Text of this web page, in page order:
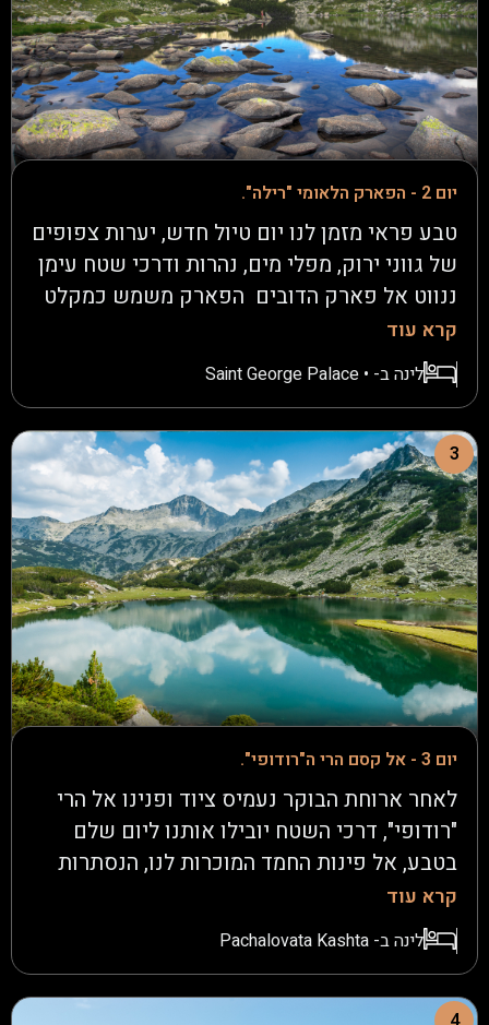
יום 2 - הפארק הלאומי "רילה".
טבע פראי מזמן לנו יום טיול חדש, יערות צפופים
של גווני ירוק, מפלי מים, נהרות ודרכי שטח עימן
ננווט אל פארק הדובים הפארק משמש כמקלט
לדובים שעברו התעללות, והוא מהווה מקום
שיקום וגידול לדובים שאולצו להופיע בקרקסים
נודדים משם נמשיך אל תצפית ה"סלע השחור"
מצוק נישא מעל נוף יפה בכל עונות השנה. עם
הדרך הנסתרת נגיע לחוות דגים, שם נאכל דגים
צלויים הכי טריים שאפשר, לתפוס את הרגע
בליבו של הטבע. נמשיך להתרגש בשטח בדרכינו
אל תחנת הרכבל עימו נטפס לתצפית וטיול רגלי
אל מול פסגת ה"מוסלה" (Musala). כך נשוב
למלון, להרגעות בספא ובבריכה, ארוחה טעימה
וליל מנוחה.
קרא עוד
לינה ב- • Saint George Palace
3
יום 3 - אל קסם הרי ה"רודופי".
לאחר ארוחת הבוקר נעמיס ציוד ופנינו אל הרי
"רודופי", דרכי השטח יובילו אותנו ליום שלם
בטבע, אל פינות החמד המוכרות לנו, הנסתרות
מעין התיירים, מפלי מים נחבאים, תצפיות
למרחבים. היום באופן הכי ספונטני נכיר את
בולגריה האמיתית, במפגשים ישירים ואותנטיים
שיש רק בהרים! באופן הכי מתאים נערוך
קרא עוד
לינה ב- Pachalovata Kashta